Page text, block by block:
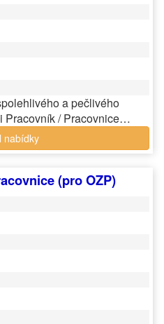
a pečlivého
Pracovník / Pracovnice…
nabídky
(pro OZP)